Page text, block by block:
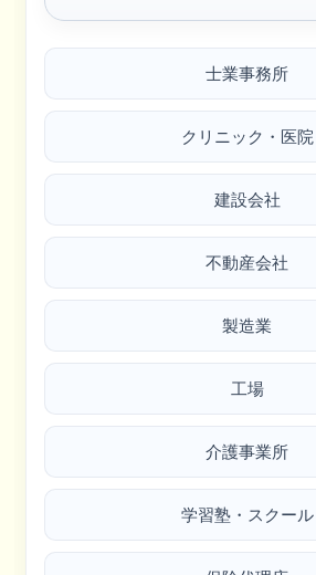
士業事務所
クリニック・医院
建設会社
不動産会社
製造業
工場
介護事業所
学習塾・スクール